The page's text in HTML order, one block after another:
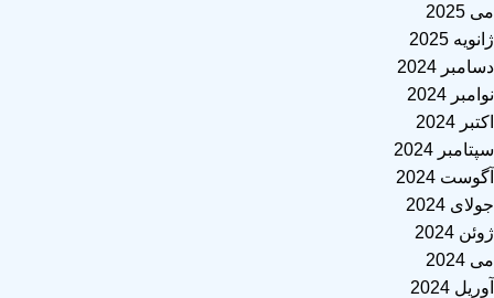
می 2025
ژانویه 2025
دسامبر 2024
نوامبر 2024
اکتبر 2024
سپتامبر 2024
آگوست 2024
جولای 2024
ژوئن 2024
می 2024
آوریل 2024